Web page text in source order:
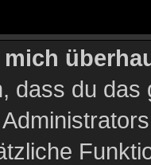
dass du